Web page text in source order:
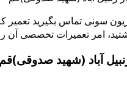
سونی تماس بگیرید
امر تعمیرات تخصصی آن
آباد (شهید صدوقی)قم